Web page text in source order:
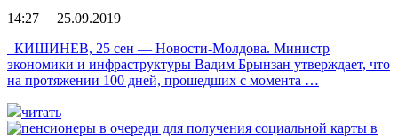
14:27 25.09.2019
КИШИНЕВ, 25 сен — Новости-Молдова. Министр
экономики и инфраструктуры Вадим Брынзан утверждает, что
на протяжении 100 дней, прошедших с момента …
читать